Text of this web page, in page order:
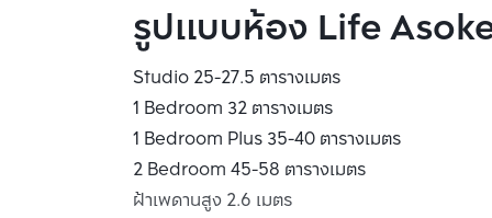
รูปแบบห้อง Life
Studio 25-27.5 ตารางเมตร
1 Bedroom 32 ตารางเมตร
1 Bedroom Plus 35-40 ตารางเมตร
2 Bedroom 45-58 ตารางเมตร
ฝ้าเพดานสูง 2.6 เมตร